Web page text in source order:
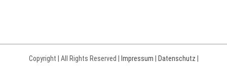
Copyright | All Rights Reserved | Impressum Datenschutz